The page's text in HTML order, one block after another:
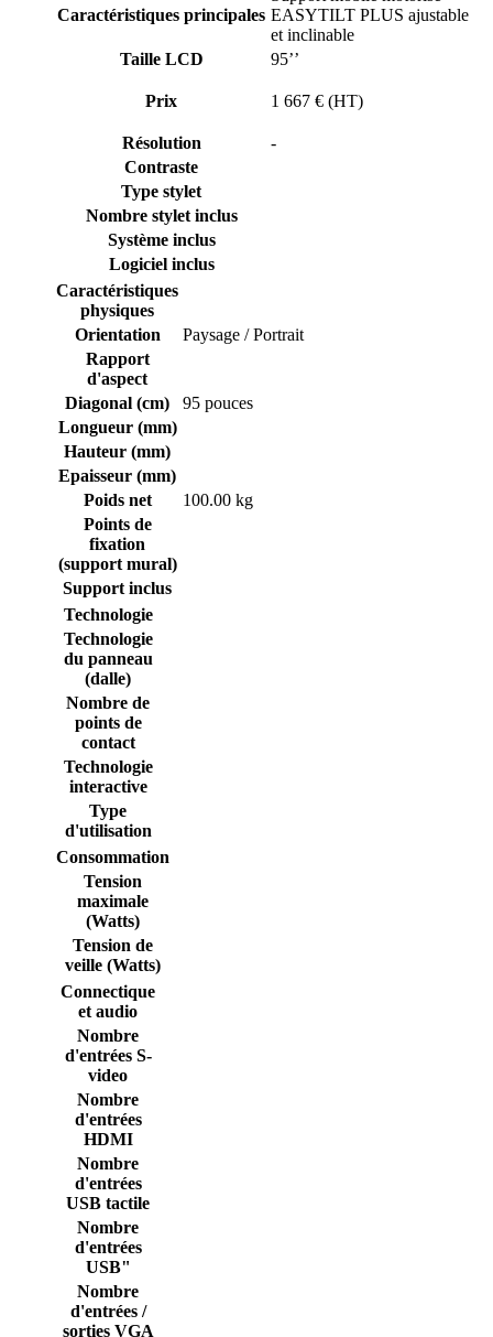
Caractéristiques principales EASYTILT PLUS ajustable
et inclinable
Taille LCD
95’’
Prix 1 667 € (HT)
Résolution
-
Contraste
Type stylet
Nombre stylet inclus
Système inclus
Logiciel inclus
Caractéristiques
physiques
Orientation
Paysage / Portrait
Rapport
d'aspect
Diagonal (cm)
95 pouces
Longueur (mm)
Hauteur (mm)
Epaisseur (mm)
Poids net
100.00 kg
Points de
fixation
(support mural)
Support inclus
Technologie
Technologie
du panneau
(dalle)
Nombre de
points de
contact
Technologie
interactive
Type
d'utilisation
Consommation
Tension
maximale
(Watts)
Tension de
veille (Watts)
Connectique
et audio
Nombre
d'entrées S-
video
Nombre
d'entrées
HDMI
Nombre
d'entrées
USB tactile
Nombre
d'entrées
USB"
Nombre
d'entrées /
sorties VGA